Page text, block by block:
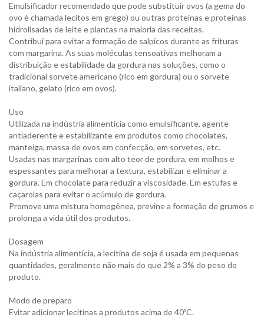
Emulsificador recomendado que pode substituir ovos (a gema do
ovo é chamada lecitos em grego) ou outras proteínas e proteínas
hidrolisadas de leite e plantas na maioria das receitas.
Contribui para evitar a formação de salpicos durante as frituras
com margarina. As suas moléculas tensoativas melhoram a
distribuição e estabilidade da gordura nas soluções, como o
tradicional sorvete americano (rico em gordura) ou o sorvete
italiano, gelato (rico em ovos).
Uso
Utilizada na indústria alimentícia como emulsificante, agente
antiaderente e estabilizante em produtos como chocolates,
manteiga, massa de ovos em confecção, em sorvetes, etc.
Usadas nas margarinas com alto teor de gordura, em molhos e
espessantes para melhorar a textura, estabilizar e eliminar a
gordura. Em chocolate para reduzir a viscosidade. Em estufas e
caçarolas para evitar o acúmulo de gordura.
Promove uma mistura homogênea, previne a formação de grumos e
prolonga a vida útil dos produtos.
Dosagem
Na indústria alimentícia, a lecitina de soja é usada em pequenas
quantidades, geralmente não mais do que 2% a 3% do peso do
produto.
Modo de preparo
Evitar adicionar lecitinas a produtos acima de 40ºC.